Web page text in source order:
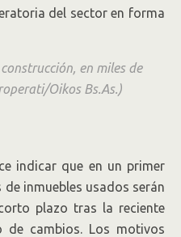
del sector en forma
en miles de
Oikos Bs.As.)
indicar que en un primer
inmuebles usados serán
plazo tras la reciente
de cambios. Los motivos